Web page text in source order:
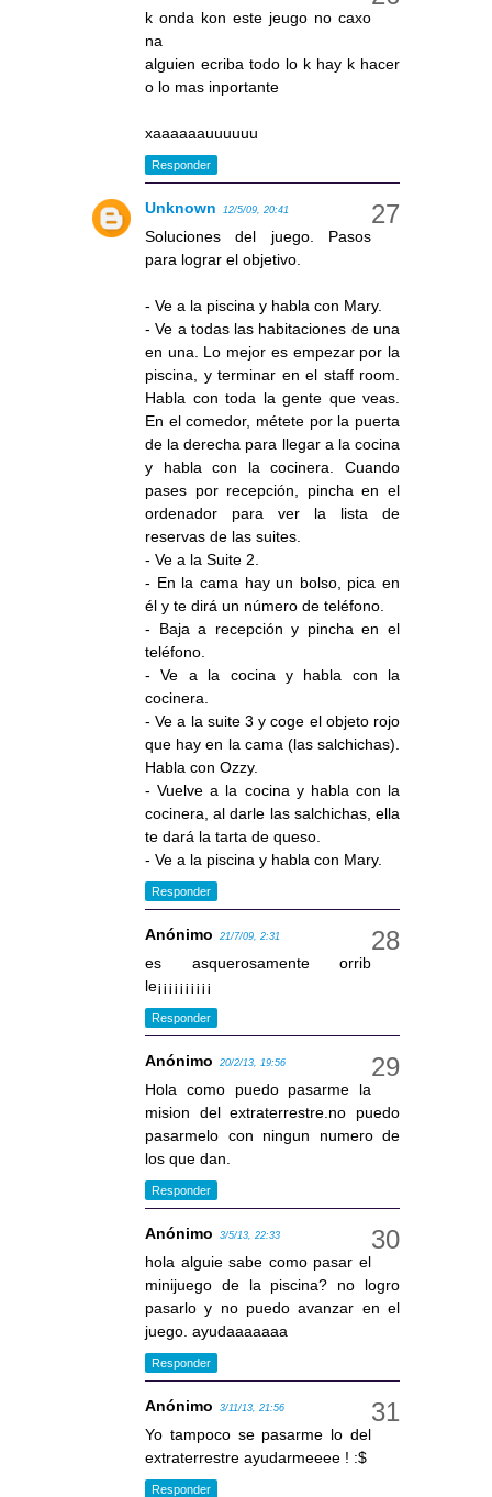
k onda kon este jeugo no caxo
na
alguien ecriba todo lo k hay k hacer
o lo mas inportante
xaaaaaauuuuuu
Responder
Unknown 12/5/09, 20:41
Soluciones del juego. Pasos
para lograr el objetivo.
- Ve a la piscina y habla con Mary.
- Ve a todas las habitaciones de una
en una. Lo mejor es empezar por la
piscina, y terminar en el staff room.
Habla con toda la gente que veas.
En el comedor, métete por la puerta
de la derecha para llegar a la cocina
y habla con la cocinera. Cuando
pases por recepción, pincha en el
ordenador para ver la lista de
reservas de las suites.
- Ve a la Suite 2.
- En la cama hay un bolso, pica en
él y te dirá un número de teléfono.
- Baja a recepción y pincha en el
teléfono.
- Ve a la cocina y habla con la
cocinera.
- Ve a la suite 3 y coge el objeto rojo
que hay en la cama (las salchichas).
Habla con Ozzy.
- Vuelve a la cocina y habla con la
cocinera, al darle las salchichas, ella
te dará la tarta de queso.
- Ve a la piscina y habla con Mary.
Responder
Anónimo 21/7/09, 2:31
es asquerosamente orrib
le¡¡¡¡¡¡¡¡¡¡
Responder
Anónimo 20/2/13, 19:56
Hola como puedo pasarme la
mision del extraterrestre.no puedo
pasarmelo con ningun numero de
los que dan.
Responder
Anónimo 3/5/13, 22:33
hola alguie sabe como pasar el
minijuego de la piscina? no logro
pasarlo y no puedo avanzar en el
juego. ayudaaaaaaa
Responder
Anónimo 3/11/13, 21:56
Yo tampoco se pasarme lo del
extraterrestre ayudarmeeee ! :$
Responder